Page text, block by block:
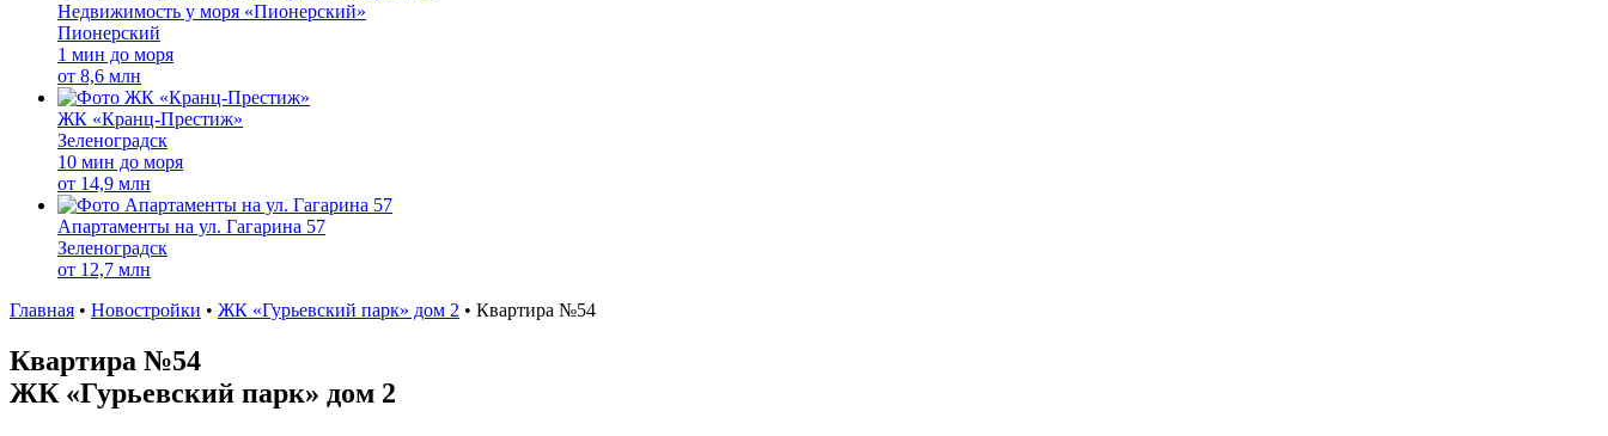
Недвижимость у моря «Пионерский»
Пионерский
1 мин до моря
от 8,6 млн
ЖК «Кранц-Престиж»
Зеленоградск
10 мин до моря
от 14,9 млн
Апартаменты на ул. Гагарина 57
Зеленоградск
от 12,7 млн
Главная • Новостройки • ЖК «Гурьевский парк» дом 2 • Квартира №54
Квартира №54
ЖК «Гурьевский парк» дом 2